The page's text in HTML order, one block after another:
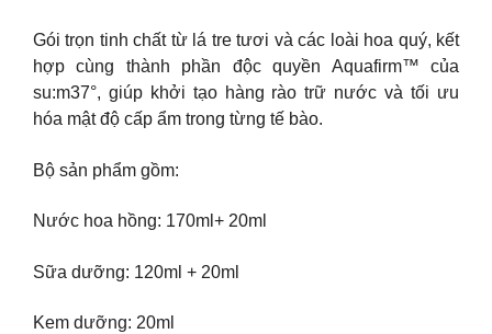
Gói trọn tinh chất từ lá tre tươi và các loài hoa quý, kết
hợp cùng thành phần độc quyền Aquafirm™ của
su:m37°, giúp khởi tạo hàng rào trữ nước và tối ưu
hóa mật độ cấp ẩm trong từng tế bào.
Bộ sản phẩm gồm:
Nước hoa hồng: 170ml+ 20ml
Sữa dưỡng: 120ml + 20ml
Kem dưỡng: 20ml